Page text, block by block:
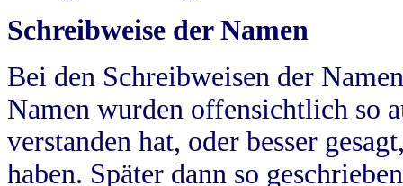
Schreibweise der Namen
Bei den Schreibweisen der
Namen wurden offensichtlich so
verstanden hat, oder besser
haben. Später dann so